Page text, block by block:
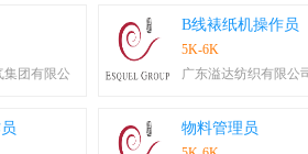
集团有限公
B线裱纸机操作员
5K-6K
广东溢达纺织有限公
物料管理员